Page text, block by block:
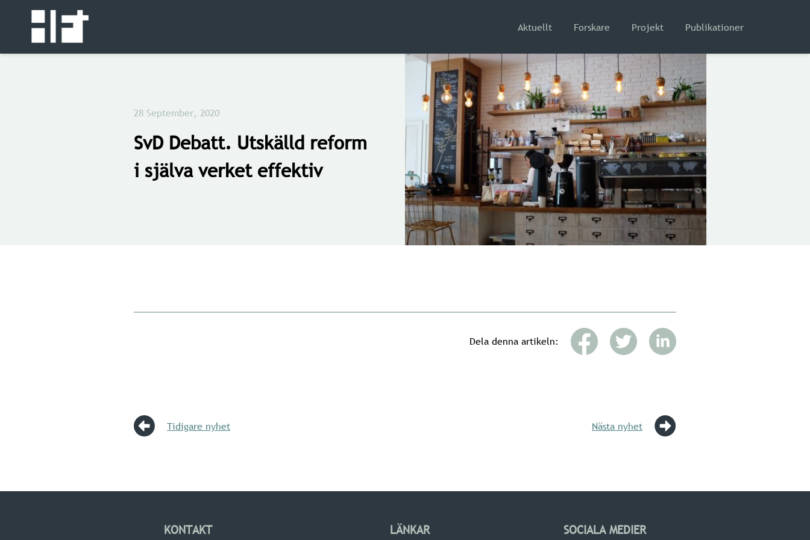
Aktuellt Forskare Projekt Publikationer
28 September, 2020
SvD Debatt. Utskälld reform
i själva verket effektiv
Dela denna artikeln:
Tidigare nyhet Nästa nyhet
KONTAKT LÄNKAR SOCIALA MEDIER